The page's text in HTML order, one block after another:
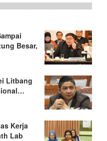
Besar,
Litbang
Kerja
Lab